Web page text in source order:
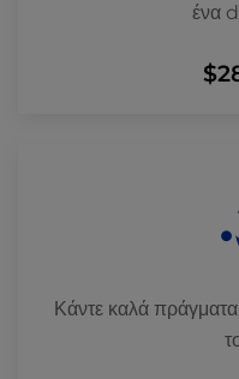
ένα
Κάντε καλά